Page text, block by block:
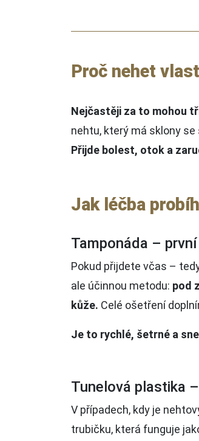
Proč nehet
Nejčastěji za to mohou
nehtu, který má sklony
Přijde bolest, otok a
Jak léčba
Tamponáda –
Pokud přijdete včas –
ale účinnou metodu: pod
kůže. Celé ošetření
Je to rychlé, šetrné a
Tunelová plastika
V případech, kdy je
trubičku, která funguje